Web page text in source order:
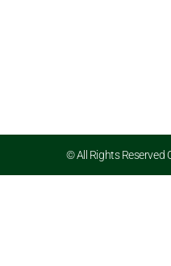
© All Rights Reserved